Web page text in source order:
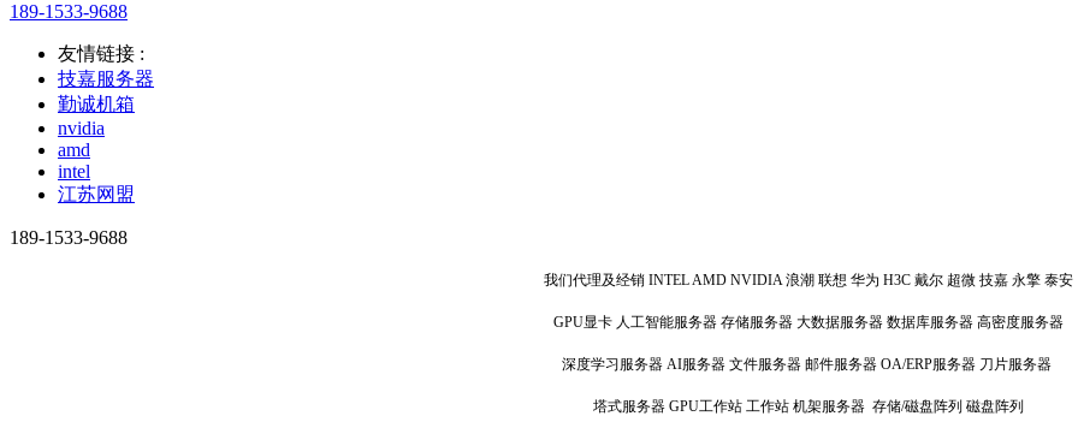
189-1533-9688
友情链接 :
技嘉服务器
勤诚机箱
nvidia
amd
intel
江苏网盟
189-1533-9688
我们代理及经销 INTEL AMD NVIDIA 浪潮 联想 华为 H3C 戴尔 超微 技嘉 永擎 泰安
GPU显卡 人工智能服务器 存储服务器 大数据服务器 数据库服务器 高密度服务器
深度学习服务器 AI服务器 文件服务器 邮件服务器 OA/ERP服务器 刀片服务器
塔式服务器 GPU工作站 工作站 机架服务器 存储/磁盘阵列 磁盘阵列